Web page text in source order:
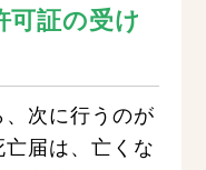
可証の受け
次に行うのが
亡届は、亡くな